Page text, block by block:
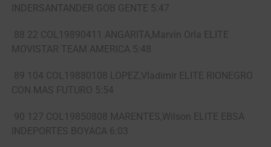
INDERSANTANDER GOB GENTE 5:47
88 22 COL19890411 ANGARITA,Marvin Orla ELITE
MOVISTAR TEAM AMERICA 5:48
89 104 COL19880108 LOPEZ,Vladimir ELITE RIONEGRO
CON MAS FUTURO 5:54
90 127 COL19850808 MARENTES,Wilson ELITE EBSA
INDEPORTES BOYACA 6:03